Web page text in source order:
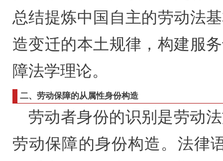
总结提炼中国自主的劳动法
造变迁的本土规律，构建服
障法学理论。
二、 劳动保障的从属性身份构造
劳动者身份的识别是劳动
劳动保障的身份构造。法律